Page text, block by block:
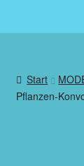
Start
Pflanzen-